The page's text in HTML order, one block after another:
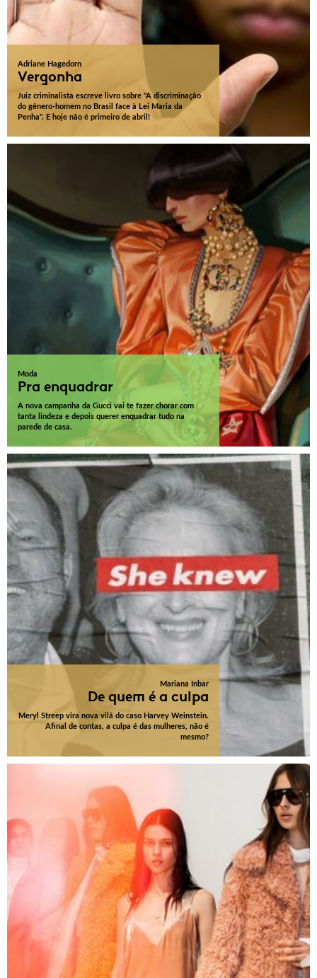
Adriane Hagedorn
Vergonha
Juiz criminalista escreve livro sobre "A discriminação
do gênero-homem no Brasil face à Lei Maria da
Penha". E hoje não é primeiro de abril!
Moda
Pra enquadrar
A nova campanha da Gucci vai te fazer chorar com
tanta lindeza e depois querer enquadrar tudo na
parede de casa.
Mariana Inbar
De quem é a culpa
Meryl Streep vira nova vilã do caso Harvey Weinstein.
Afinal de contas, a culpa é das mulheres, não é
mesmo?